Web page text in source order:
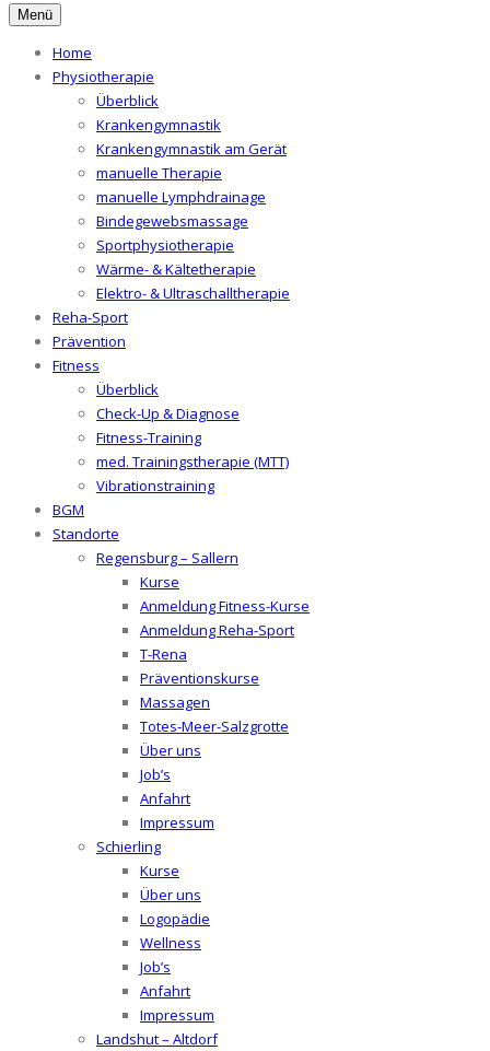
Menü
Home
Physiotherapie
Überblick
Krankengymnastik
Krankengymnastik am Gerät
manuelle Therapie
manuelle Lymphdrainage
Bindegewebsmassage
Sportphysiotherapie
Wärme- & Kältetherapie
Elektro- & Ultraschalltherapie
Reha-Sport
Prävention
Fitness
Überblick
Check-Up & Diagnose
Fitness-Training
med. Trainingstherapie (MTT)
Vibrationstraining
BGM
Standorte
Regensburg – Sallern
Kurse
Anmeldung Fitness-Kurse
Anmeldung Reha-Sport
T-Rena
Präventionskurse
Massagen
Totes-Meer-Salzgrotte
Über uns
Job’s
Anfahrt
Impressum
Schierling
Kurse
Über uns
Logopädie
Wellness
Job’s
Anfahrt
Impressum
Landshut – Altdorf